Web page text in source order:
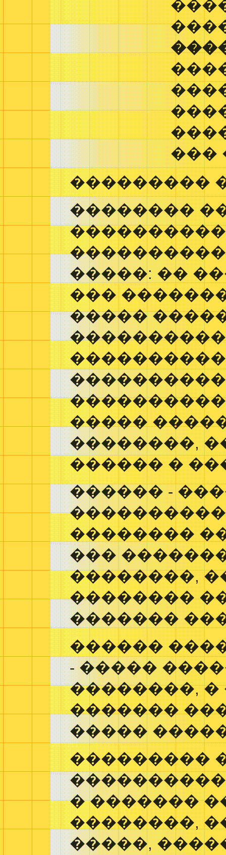
���
���������
��������
����������
�����: ��
���
�����
�����
��������,
������ �
������ -
��������
���
��������,
��������
�������
������
- �����
��������,
�������
�����
���������
� �������
��������,
�����,